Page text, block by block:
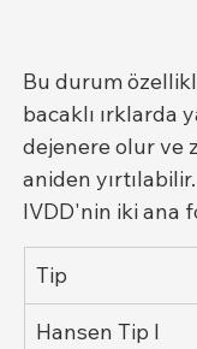
Bu durum
bacaklı ırklarda
dejenere olur ve
aniden yırtılabilir.
IVDD'nin iki ana
Tip
Hansen Tip I